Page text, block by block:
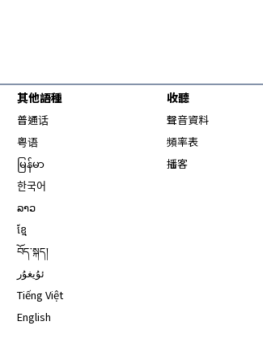
其他語種
普通话
粤语
မြန်မာ
한국어
ລາວ
ខ្មែ
བོད་སྐད།
ئۇيغۇر
Tiếng Việt
English
收聽
聲音資料
頻率表
播客